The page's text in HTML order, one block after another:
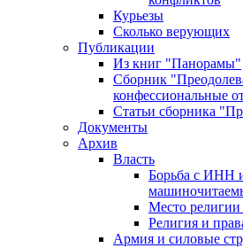
Курьезы
Сколько верующих
Публикации
Из книг "Панорамы"
Сборник
конфессиональные
Статьи сборника
Документы
Архив
Власть
Борьба с ИНН
Место
Религия и
Армия и силовые